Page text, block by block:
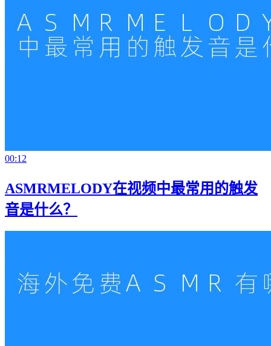
00:12
ASMRMELODY在视频中最常用的触发
音是什么？